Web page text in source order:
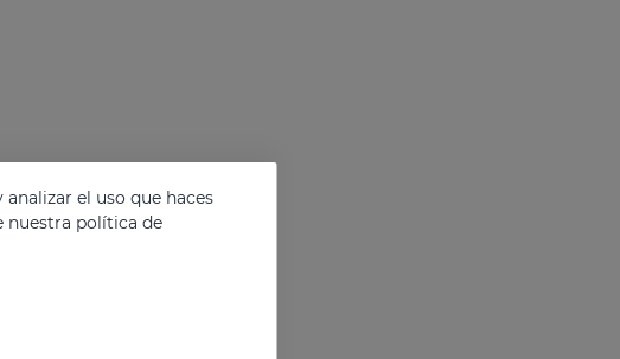
el uso que haces
nuestra política de